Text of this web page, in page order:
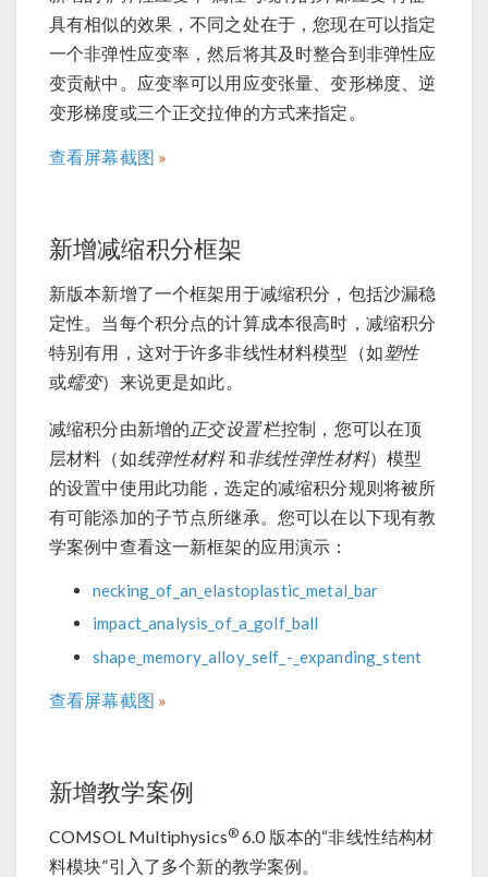
具有相似的效果，不同之处在于，您现在可以指定
一个非弹性应变率，然后将其及时整合到非弹性应
变贡献中。应变率可以用应变张量、变形梯度、逆
变形梯度或三个正交拉伸的方式来指定。
查看屏幕截图
新增减缩积分框架
新版本新增了一个框架用于减缩积分，包括沙漏稳
定性。当每个积分点的计算成本很高时，减缩积分
特别有用，这对于许多非线性材料模型（如塑性
或蠕变）来说更是如此。
减缩积分由新增的 正交设置栏控制，您可以在顶
层材料（如线弹性材料和非线性弹性材料）模型
的设置中使用此功能，选定的减缩积分规则将被所
有可能添加的子节点所继承。您可以在以下现有教
学案例中查看这一新框架的应用演示：
necking_of_an_elastoplastic_metal_bar
impact_analysis_of_a_golf_ball
shape_memory_alloy_self_-_expanding_stent
查看屏幕截图
新增教学案例
COMSOL Multiphysics® 6.0 版本的“非线性结构材
料模块”引入了多个新的教学案例。